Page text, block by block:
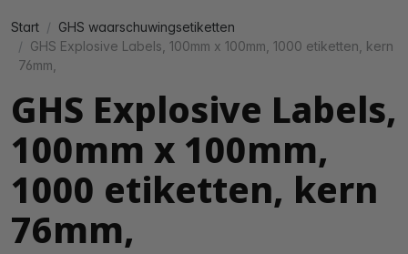
Start
GHS waarschuwingsetiketten
GHS Explosive Labels, 100mm x 100mm, 1000 etiketten, kern
76mm,
GHS Explosive Labels,
100mm x 100mm,
1000 etiketten, kern
76mm,